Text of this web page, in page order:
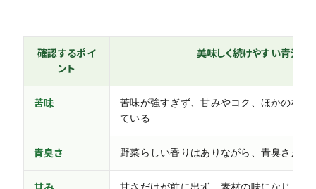
確認するポイ
ント
美味しく続けやすい青汁の
苦味
苦味が強すぎず、甘みやコク、ほかの植物
ている
青臭さ 野菜らしい香りはありながら、青臭さが口